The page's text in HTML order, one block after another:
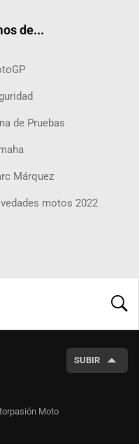
de...
de Pruebas
Márquez
motos 2022
SUBIR
Moto